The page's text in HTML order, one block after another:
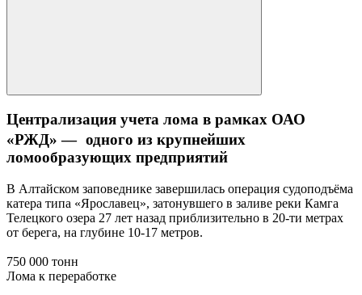
Централизация учета лома в рамках ОАО
«РЖД» — одного из крупнейших
ломообразующих предприятий
В Алтайском заповеднике завершилась операция судоподъёма
катера типа «Ярославец», затонувшего в заливе реки Камга
Телецкого озера 27 лет назад приблизительно в 20-ти метрах
от берега, на глубине 10-17 метров.
750 000 тонн
Лома к переработке